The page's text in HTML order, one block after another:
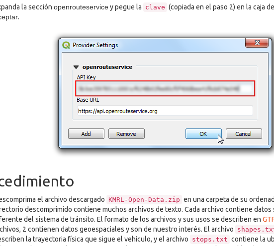
la sección openrouteservicey pegue la clave (copiada en el paso 2) en la caja
.
el archivo descargado KMRL-Open-Data.zip en una carpeta de su
descomprimido contiene muchos archivos de texto. Cada archivo contiene datos
del sistema de tránsito. El formato de los archivos y sus usos se describen en
2 contienen datos geoespaciales y son de nuestro interés. El archivo
la trayectoria física que sigue el vehículo, y el archivo stops.txt contiene la